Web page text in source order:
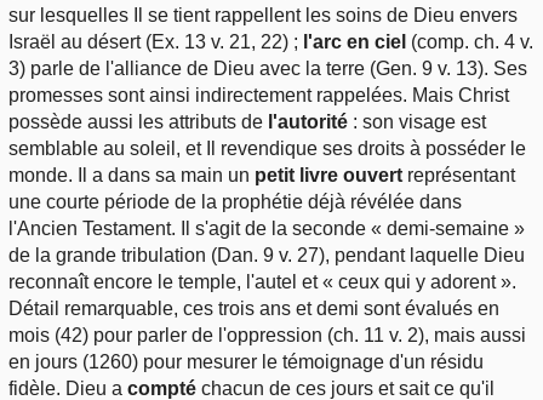
sur lesquelles Il se tient rappellent les soins de Dieu envers
Israël au désert (Ex. 13 v. 21, 22) ; l'arc en ciel (comp. ch. 4 v.
3) parle de l'alliance de Dieu avec la terre (Gen. 9 v. 13). Ses
promesses sont ainsi indirectement rappelées. Mais Christ
possède aussi les attributs de l'autorité : son visage est
semblable au soleil, et Il revendique ses droits à posséder le
monde. Il a dans sa main un petit livre ouvert représentant
une courte période de la prophétie déjà révélée dans
l'Ancien Testament. Il s'agit de la seconde « demi-semaine »
de la grande tribulation (Dan. 9 v. 27), pendant laquelle Dieu
reconnaît encore le temple, l'autel et « ceux qui y adorent ».
Détail remarquable, ces trois ans et demi sont évalués en
mois (42) pour parler de l'oppression (ch. 11 v. 2), mais aussi
en jours (1260) pour mesurer le témoignage d'un résidu
fidèle. Dieu a compté chacun de ces jours et sait ce qu'il